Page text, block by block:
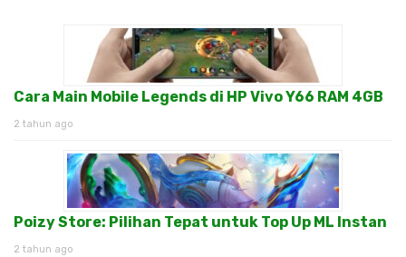
Cara Main Mobile Legends di HP Vivo Y66 RAM 4GB
2 tahun ago
Poizy Store: Pilihan Tepat untuk Top Up ML Instan
2 tahun ago